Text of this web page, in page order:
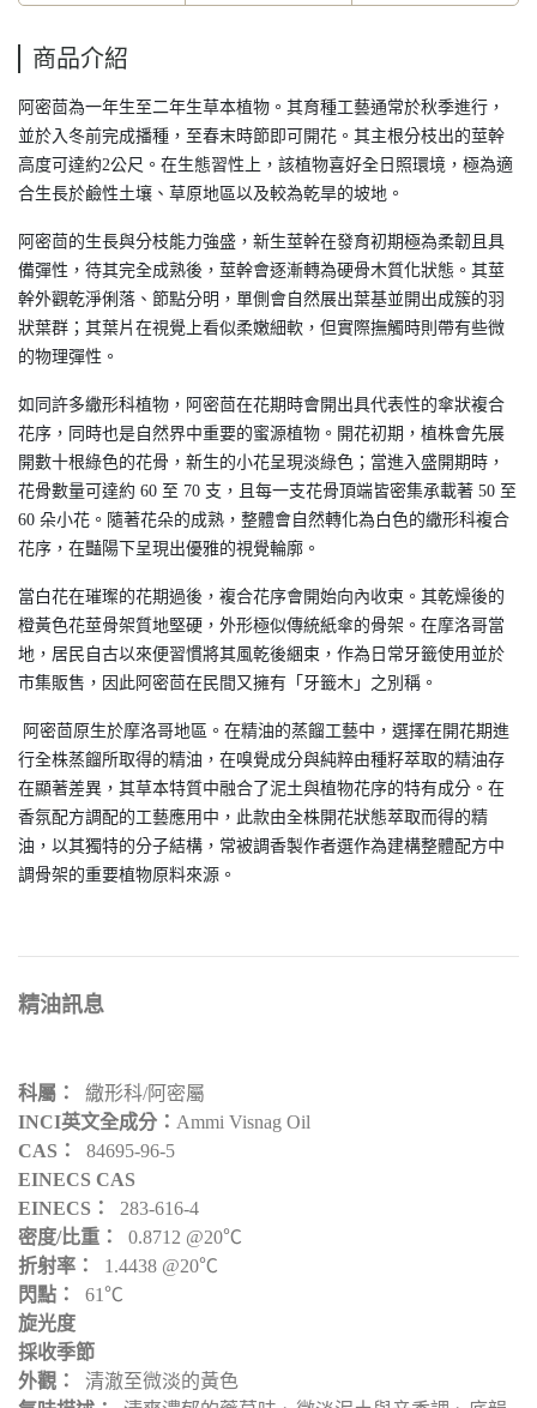
商品介紹
阿密茴為一年生至二年生草本植物。其育種工藝通常於秋季進行，
並於入冬前完成播種，至春末時節即可開花。其主根分枝出的莖幹
高度可達約2公尺。在生態習性上，該植物喜好全日照環境，極為適
合生長於鹼性土壤、草原地區以及較為乾旱的坡地。
阿密茴的生長與分枝能力強盛，新生莖幹在發育初期極為柔韌且具
備彈性，待其完全成熟後，莖幹會逐漸轉為硬骨木質化狀態。其莖
幹外觀乾淨俐落、節點分明，單側會自然展出葉基並開出成簇的羽
狀葉群；其葉片在視覺上看似柔嫩細軟，但實際撫觸時則帶有些微
的物理彈性。
如同許多繖形科植物，阿密茴在花期時會開出具代表性的傘狀複合
花序，同時也是自然界中重要的蜜源植物。開花初期，植株會先展
開數十根綠色的花骨，新生的小花呈現淡綠色；當進入盛開期時，
花骨數量可達約 60 至 70 支，且每一支花骨頂端皆密集承載著 50 至
60 朵小花。隨著花朵的成熟，整體會自然轉化為白色的繖形科複合
花序，在豔陽下呈現出優雅的視覺輪廓。
當白花在璀璨的花期過後，複合花序會開始向內收束。其乾燥後的
橙黃色花莖骨架質地堅硬，外形極似傳統紙傘的骨架。在摩洛哥當
地，居民自古以來便習慣將其風乾後綑束，作為日常牙籤使用並於
市集販售，因此阿密茴在民間又擁有「牙籤木」之別稱。
阿密茴原生於摩洛哥地區。在精油的蒸餾工藝中，選擇在開花期進
行全株蒸餾所取得的精油，在嗅覺成分與純粹由種籽萃取的精油存
在顯著差異，其草本特質中融合了泥土與植物花序的特有成分。在
香氛配方調配的工藝應用中，此款由全株開花狀態萃取而得的精
油，以其獨特的分子結構，常被調香製作者選作為建構整體配方中
調骨架的重要植物原料來源。
​精油訊息
科屬：
繖形科/阿密屬
INCI英文全成分： Ammi Visnag Oil
CAS：
84695-96-5
EINECS CAS
EINECS：
283-616-4
密度/比重：
0.8712 @20℃
折射率：
1.4438 @20℃
閃點：
61℃
旋光度
採收季節
外觀：
清澈至微淡的黃色